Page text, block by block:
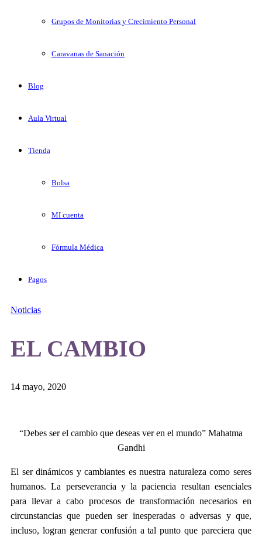
Grupos de Monitorias y Crecimiento Personal
Caravanas de Sanación
Blog
Aula Virtual
Tienda
Bolsa
MI cuenta
Fórmula Médica
Pagos
Noticias
EL CAMBIO
14 mayo, 2020
“Debes ser el cambio que deseas ver en el mundo” Mahatma
Gandhi
El ser dinámicos y cambiantes es nuestra naturaleza como seres
humanos. La perseverancia y la paciencia resultan esenciales
para llevar a cabo procesos de transformación necesarios en
circunstancias que pueden ser inesperadas o adversas y que,
incluso, logran generar confusión a tal punto que pareciera que